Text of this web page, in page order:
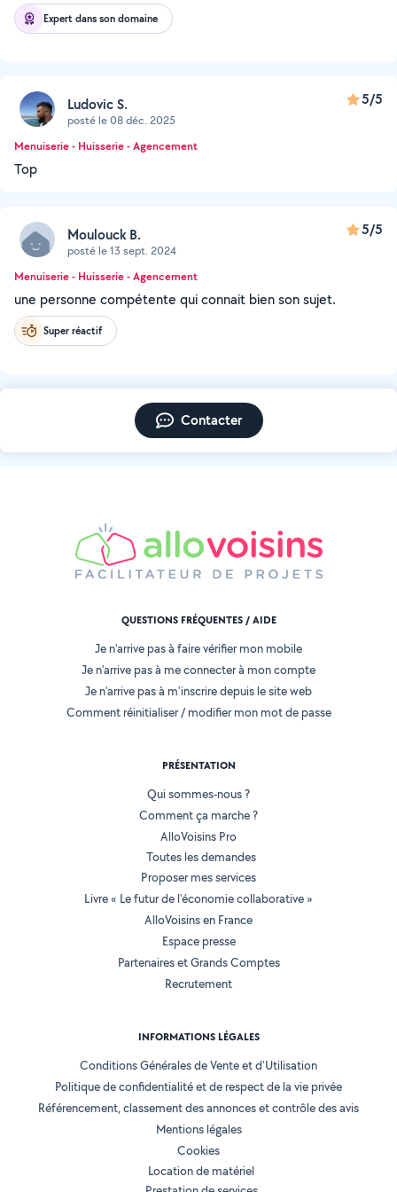
Expert dans son domaine
Ludovic S.
posté le 08 déc. 2025
5/5
Menuiserie - Huisserie - Agencement
Top
Moulouck B.
posté le 13 sept. 2024
5/5
Menuiserie - Huisserie - Agencement
une personne compétente qui connait bien son sujet.
Super réactif
Contacter
QUESTIONS FRÉQUENTES / AIDE
Je n'arrive pas à faire vérifier mon mobile
Je n'arrive pas à me connecter à mon compte
Je n'arrive pas à m'inscrire depuis le site web
Comment réinitialiser / modifier mon mot de passe
PRÉSENTATION
Qui sommes-nous ?
Comment ça marche ?
AlloVoisins Pro
Toutes les demandes
Proposer mes services
Livre « Le futur de l'économie collaborative »
AlloVoisins en France
Espace presse
Partenaires et Grands Comptes
Recrutement
INFORMATIONS LÉGALES
Conditions Générales de Vente et d'Utilisation
Politique de confidentialité et de respect de la vie privée
Référencement, classement des annonces et contrôle des avis
Mentions légales
Cookies
Location de matériel